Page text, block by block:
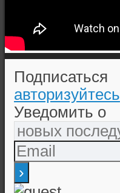
Подписаться
авторизуйтесь
Уведомить о